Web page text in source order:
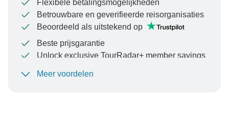
Flexibele betalingsmogelijkheden
Betrouwbare en geverifieerde reisorganisaties
Beoordeeld als uitstekend op
Beste prijsgarantie
Unlock exclusive TourRadar+ member savings
Om uw betaling te beschermen en ervoor te zorgen
Meer voordelen